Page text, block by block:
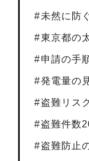
未然に防
東京都の
申請の手
発電量の
盗難リス
盗難件数
盗難防止